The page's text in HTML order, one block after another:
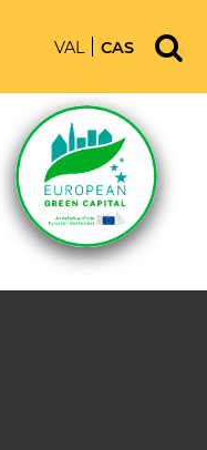
VAL CAS